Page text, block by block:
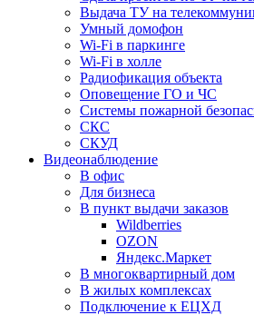
Выдача ТУ на
Умный домофон
Wi-Fi в паркинге
Wi-Fi в холле
Радиофикация объекта
Оповещение ГО и ЧС
Системы пожарной
СКС
СКУД
Видеонаблюдение
В офис
Для бизнеса
В пункт выдачи заказов
Wildberries
OZON
Яндекс.Маркет
В многоквартирный дом
В жилых комплексах
Подключение к ЕЦХД